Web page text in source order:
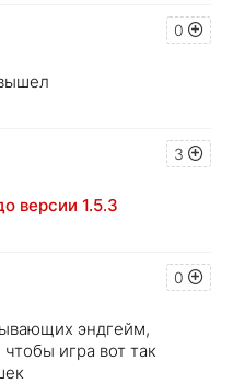
0
3
версии 1.5.3
0
эндгейм,
игра вот так